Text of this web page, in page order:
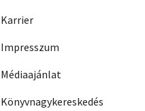
Karrier
Impresszum
Médiaajánlat
Könyvnagykereskedés